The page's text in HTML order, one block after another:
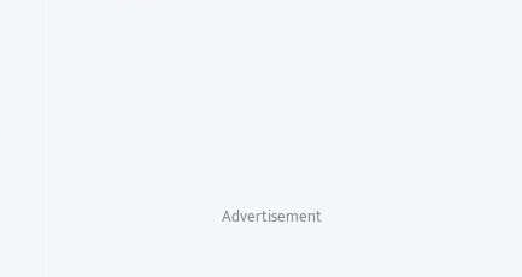
Advertisement